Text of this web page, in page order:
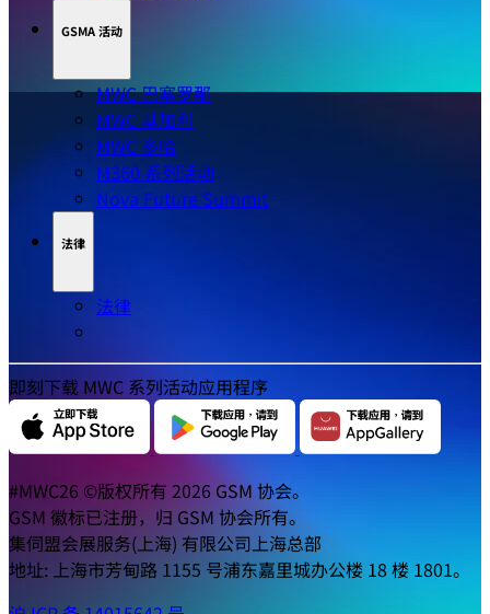
GSMA 活动
MWC 巴塞罗那
MWC 基加利
MWC 多哈
M360 系列活动
Nova Future Summit
法律
法律
即刻下载 MWC 系列活动应用程序
#MWC26 ©版权所有 2026 GSM 协会。
GSM 徽标已注册，归 GSM 协会所有。
集伺盟会展服务(上海) 有限公司上海总部
地址: 上海市芳甸路 1155 号浦东嘉里城办公楼 18 楼 1801。